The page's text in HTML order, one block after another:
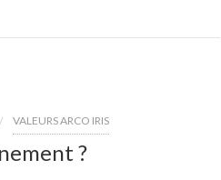
VALEURS ARCO IRIS
?